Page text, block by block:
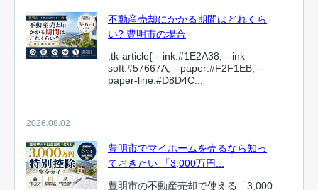
不動産売却にかかる期間はどれくら
い? 豊明市の場合
.tk-article{ --ink:#1E2A38; --ink-
soft:#57667A; --paper:#F2F1EB; --
paper-line:#D8D4C...
2026.08.02
豊明市でマイホームを売るなら知っ
ておきたい 「3,000万円...
豊明市の不動産売却で使える「3,000